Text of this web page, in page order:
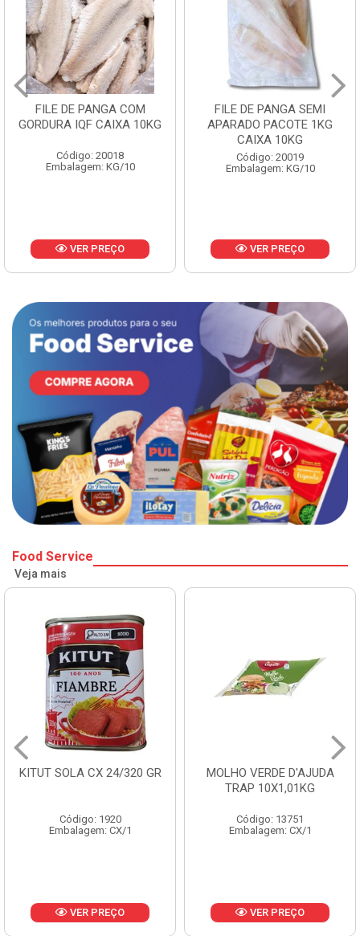
FILE DE PANGA COM
GORDURA IQF CAIXA 10KG
Código: 20018
Embalagem: KG/10
VER PREÇO
FILE DE PANGA SEMI
APARADO PACOTE 1KG
CAIXA 10KG
Código: 20019
Embalagem: KG/10
VER PREÇO
Food Service
Veja mais
KITUT SOLA CX 24/320 GR
Código: 1920
Embalagem: CX/1
VER PREÇO
MOLHO VERDE D'AJUDA
TRAP 10X1,01KG
Código: 13751
Embalagem: CX/1
VER PREÇO